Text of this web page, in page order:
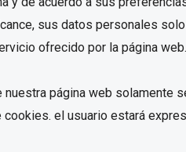
sus datos personales
ofrecido por la página web.
página web solamente
el usuario estará